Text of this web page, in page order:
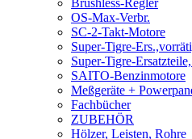
Brushless-Regler
OS-Max-Verbr.
SC-2-Takt-Motore
Super-Tigre-
Super-Tigre-
SAITO-Benzinmotore
Meßgeräte +
Fachbücher
ZUBEHÖR
Hölzer, Leisten, Rohre